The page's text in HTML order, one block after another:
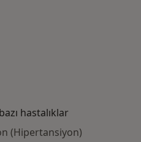
hastalıklar
(Hipertansiyon)